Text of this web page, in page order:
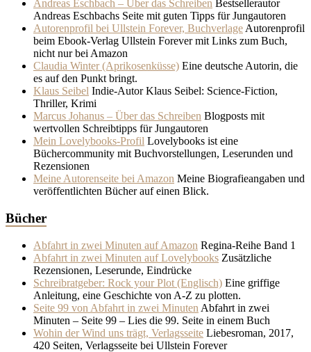
Andreas Eschbach – Über das Schreiben Bestsellerautor
Andreas Eschbachs Seite mit guten Tipps für Jungautoren
Autorenprofil bei Ullstein Forever, Buchverlage Autorenprofil
beim Ebook-Verlag Ullstein Forever mit Links zum Buch,
nicht nur bei Amazon
Claudia Winter (Aprikosenküsse) Eine deutsche Autorin, die
es auf den Punkt bringt.
Klaus Seibel Indie-Autor Klaus Seibel: Science-Fiction,
Thriller, Krimi
Marcus Johanus – Über das Schreiben Blogposts mit
wertvollen Schreibtipps für Jungautoren
Mein Lovelybooks-Profil Lovelybooks ist eine
Büchercommunity mit Buchvorstellungen, Leserunden und
Rezensionen
Meine Autorenseite bei Amazon Meine Biografieangaben und
veröffentlichten Bücher auf einen Blick.
Bücher
Abfahrt in zwei Minuten auf Amazon Regina-Reihe Band 1
Abfahrt in zwei Minuten auf Lovelybooks Zusätzliche
Rezensionen, Leserunde, Eindrücke
Schreibratgeber: Rock your Plot (Englisch) Eine griffige
Anleitung, eine Geschichte von A-Z zu plotten.
Seite 99 von Abfahrt in zwei Minuten Abfahrt in zwei
Minuten – Seite 99 – Lies die 99. Seite in einem Buch
Wohin der Wind uns trägt, Verlagsseite Liebesroman, 2017,
420 Seiten, Verlagsseite bei Ullstein Forever